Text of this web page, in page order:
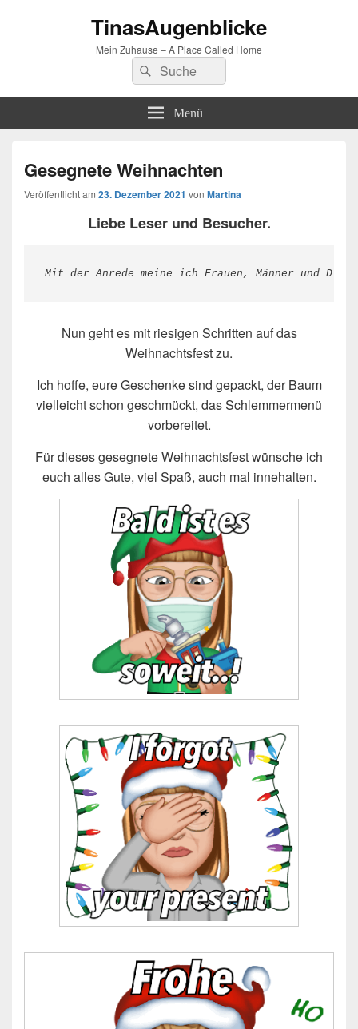
TinasAugenblicke
Mein Zuhause – A Place Called Home
Suchen
nach:
Suchen
Menü
Gesegnete Weihnachten
Veröffentlicht am 23. Dezember 2021 von Martina
Liebe Leser und Besucher.
Mit der Anrede meine ich Frauen, Männer und
Nun geht es mit riesigen Schritten auf das
Weihnachtsfest zu.
Ich hoffe, eure Geschenke sind gepackt, der Baum
vielleicht schon geschmückt, das Schlemmermenü
vorbereitet.
Für dieses gesegnete Weihnachtsfest wünsche ich
euch alles Gute, viel Spaß, auch mal innehalten.